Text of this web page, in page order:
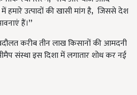
उत्पादों की खासी मांग है, जिससे देश
हैं।”
करीब तीन लाख किसानों की आमदनी
संस्था इस दिशा में लगातार शोध कर नई